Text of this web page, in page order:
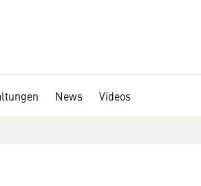
News Videos